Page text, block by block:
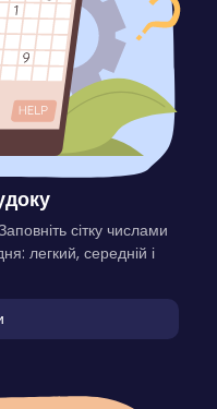
сітку числами
легкий, середній і